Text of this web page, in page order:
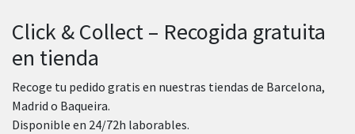
Click & Collect – Recogida gratuita
en tienda
Recoge tu pedido gratis en nuestras tiendas de Barcelona,
Madrid o Baqueira.
Disponible en 24/72h laborables.